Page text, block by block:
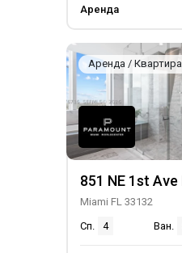
Аренда
Аренда / Квартира
Miami FL 33132
Сп.
4 Ван.